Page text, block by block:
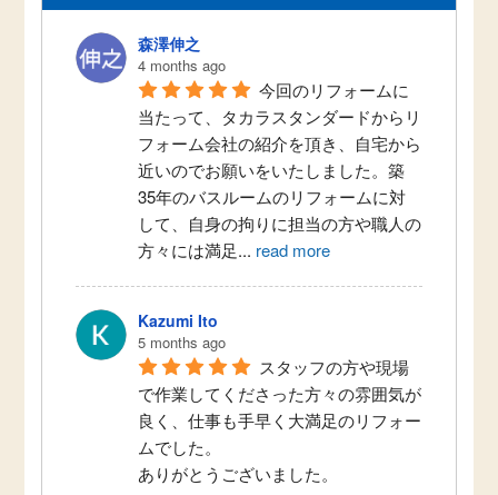
森澤伸之
4 months ago
今回のリフォームに
当たって、タカラスタンダードからリ
フォーム会社の紹介を頂き、自宅から
近いのでお願いをいたしました。築
35年のバスルームのリフォームに対
して、自身の拘りに担当の方や職人の
方々には満足... read more
Kazumi Ito
5 months ago
スタッフの方や現場
で作業してくださった方々の雰囲気が
良く、仕事も手早く大満足のリフォー
ムでした。
ありがとうございました。